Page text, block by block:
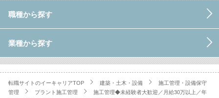
職種から探す
業種から探す
転職サイトのイーキャリアTOP 建築・土木・設備
施工管理・設備保守
管理
プラント施工管理
施工管理◆未経験者大歓迎／月給30万以上／年